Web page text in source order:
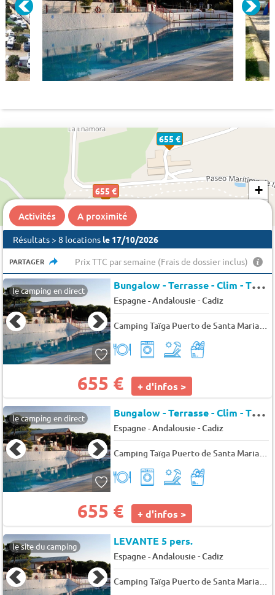
655 €
655 €
+
Activités A proximité
Résultats > 8 locations le 17/10/2026
PARTAGER Prix TTC par semaine (Frais de dossier inclus)
le camping en direct B
ungalow - Terrasse - Clim - TV 5 pers.
Espagne - Andalousie-Cadiz
655 € + d'infos >
le camping en direct B
ungalow - Terrasse - Clim - TV 4 pers.
Espagne - Andalousie-Cadiz
Camping Taïga Puerto de Santa Maria
655 € + d'infos >
le site du camping LEVANTE 5 pers.
Espagne - Andalousie-Cadiz